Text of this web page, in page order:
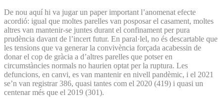
De nou aquí hi va jugar un paper important l’anomenat efecte
acordió: igual que moltes parelles van posposar el casament, moltes
altres van mantenir-se juntes durant el confinament per pura
prudència davant de l’incert futur. En paral·lel, no és descartable que
les tensions que va generar la convivència forçada acabessin de
donar el cop de gràcia a d’altres parelles que potser en
circumstàncies normals no haurien optat per la ruptura. Les
defuncions, en canvi, es van mantenir en nivell pandèmic, i el 2021
se’n van registrar 386, quasi tantes com el 2020 (419) i quasi un
centenar més que el 2019 (301).